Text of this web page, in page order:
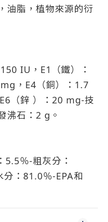
油脂，植物來源的衍
IU，E1（鐵）：
，E4（銅）：1.7
（鋅 ）：20 mg-技
沸石：2 g。
％-粗灰分：
：81.0％-EPA和